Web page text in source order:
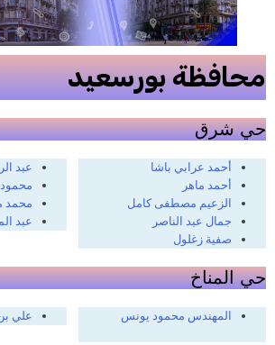
محافظة بورسعيد
حي شرق
أحمد عرابي باشا
أحمد ماهر
الزعيم مصطفى كامل
جمال عبد الناصر
صفية زغلول
عبد
محمد
عبد
حي المناخ
المهندس محمود يونس علي